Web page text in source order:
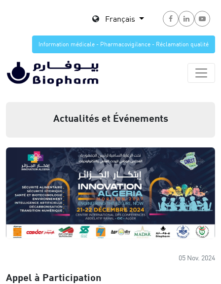
Français
Information médicale - Pharmacovigilance - Réclamation qualité
Actualités et Événements
05 Nov. 2024
Appel à Participation